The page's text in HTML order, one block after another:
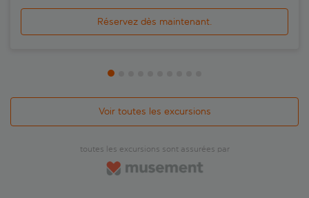
Réservez dès maintenant.
Voir toutes les excursions
toutes les excursions sont assurées par